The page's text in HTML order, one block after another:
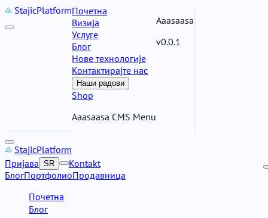
StajicPlatformПочетна
Визија
Услуге
Блог
Нове технологије
Контактирајте нас
Наши радови
Shop
Aaasaasa CMS Menu
Aaasaasa
v0.0.1
StajicPlatform
БлогПортфолиоПродавница
Пријава SR Kontakt
Почетна
Блог